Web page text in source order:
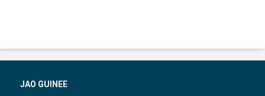
JAO GUINEE